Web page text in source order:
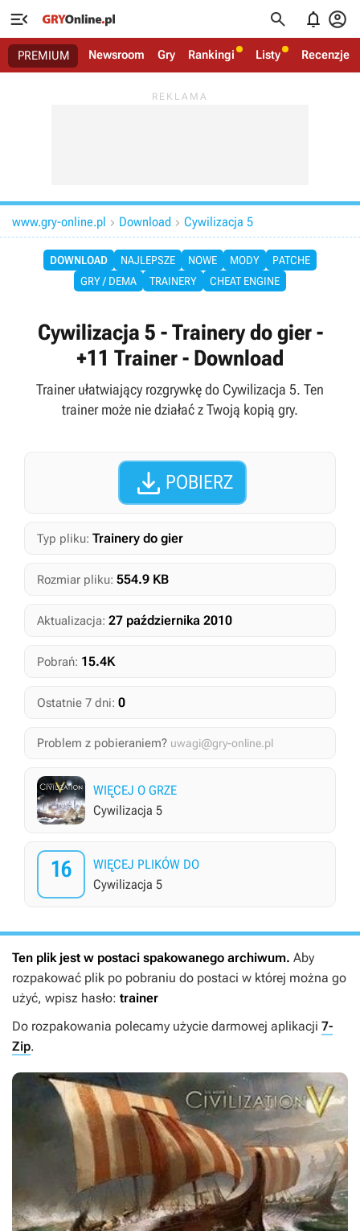
   
PREMIUM Newsroom Gry Rankingi Listy Recenzje
www.gry-online.pl  Download  Cywilizacja 5
DOWNLOAD NAJLEPSZE NOWE MODY
PATCHE
GRY / DEMA
TRAINERY CHEAT ENGINE
Cywilizacja 5 - Trainery do gier -
+11 Trainer - Download
Trainer ułatwiający rozgrywkę do Cywilizacja 5. Ten
trainer może nie działać z Twoją kopią gry.
 POBIERZ
Typ pliku: Trainery do gier
Rozmiar pliku: 554.9 KB
Aktualizacja: 27 października 2010
Pobrań: 15.4K
Ostatnie 7 dni: 0
Problem z pobieraniem? uwagi@gry-online.pl
WIĘCEJ O GRZE
Cywilizacja 5
16
WIĘCEJ PLIKÓW DO
Cywilizacja 5
Ten plik jest w postaci spakowanego archiwum. Aby
rozpakować plik po pobraniu do postaci w której można go
użyć, wpisz hasło: trainer
Do rozpakowania polecamy użycie darmowej aplikacji 7-
Zip.